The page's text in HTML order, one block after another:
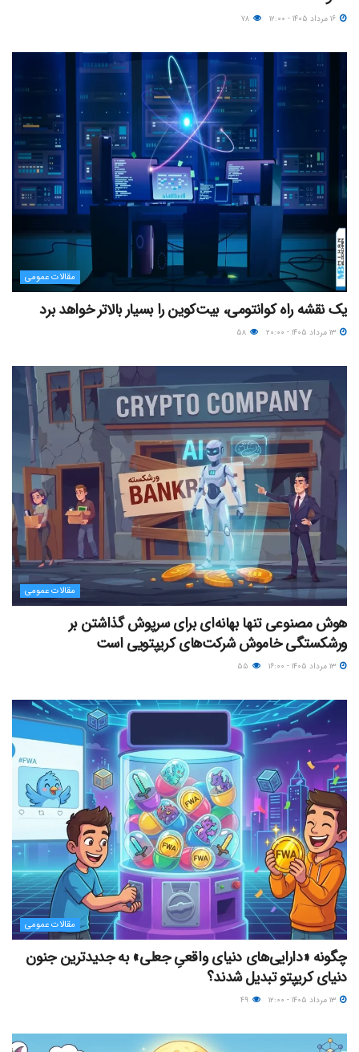
مقالات عمومی
یک نقشه راه کوانتومی، بیت‌کوین را بسیار بالاتر خواهد برد
مقالات عمومی
هوش مصنوعی تنها بهانه‌ای برای سرپوش گذاشتن بر
ورشکستگی خاموش شرکت‌های کریپتویی است
مقالات عمومی
چگونه «دارایی‌های دنیای واقعیِ جعلی» به جدیدترین جنون
دنیای کریپتو تبدیل شدند؟